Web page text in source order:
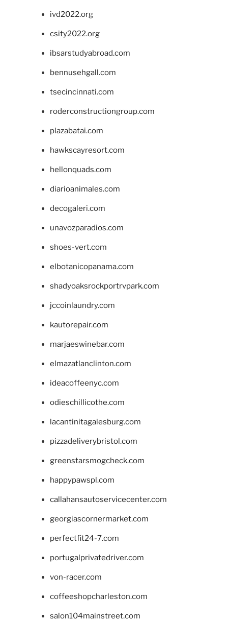
ivd2022.org
csity2022.org
ibsarstudyabroad.com
bennusehgall.com
tsecincinnati.com
roderconstructiongroup.com
plazabatai.com
hawkscayresort.com
hellonquads.com
diarioanimales.com
decogaleri.com
unavozparadios.com
shoes-vert.com
elbotanicopanama.com
shadyoaksrockportrvpark.com
jccoinlaundry.com
kautorepair.com
marjaeswinebar.com
elmazatlanclinton.com
ideacoffeenyc.com
odieschillicothe.com
lacantinitagalesburg.com
pizzadeliverybristol.com
greenstarsmogcheck.com
happypawspl.com
callahansautoservicecenter.com
georgiascornermarket.com
perfectfit24-7.com
portugalprivatedriver.com
von-racer.com
coffeeshopcharleston.com
salon104mainstreet.com